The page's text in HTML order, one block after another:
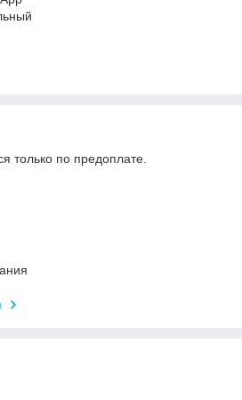
только по предоплате.